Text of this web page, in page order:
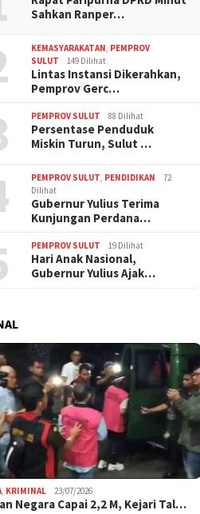
Sahkan Ranper…
KEMASYARAKATAN PEMPROV
SULUT
149 Dilihat
Lintas Instansi Dikerahkan,
Pemprov Gerc…
PEMPROV SULUT 88 Dilihat
Persentase Penduduk
Miskin Turun, Sulut …
PEMPROV SULUT PENDIDIKAN
72
Dilihat
Gubernur Yulius Terima
Kunjungan Perdana…
PEMPROV SULUT 19 Dilihat
Hari Anak Nasional,
Gubernur Yulius Ajak…
KRIMINAL 23/07/2026
Negara Capai 2,2 M, Kejari Tal…